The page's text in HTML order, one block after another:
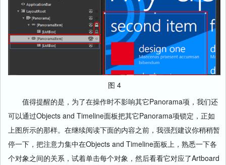
图 4
值得提醒的是，为了在操作时不影响其它Panorama项，我们还
可以通过Objects and Timeline面板把其它Panorama项锁定，正如
上图所示的那样。在继续阅读下面的内容之前，我强烈建议你稍稍暂
停一下，把注意力集中在Objects and Timeline面板上，熟悉一下各
个对象之间的关系，试着单击每个对象，然后看看它对应了Artboard